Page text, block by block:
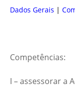
Dados Gerais |
Competências:
I – assessorar a